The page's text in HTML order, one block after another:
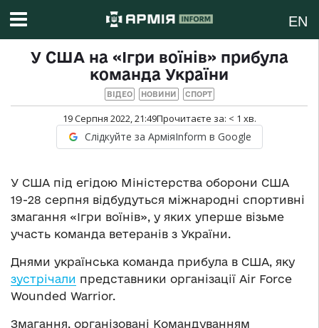
EN
У США на «Ігри воїнів» прибула
команда України
ВІДЕО НОВИНИ СПОРТ
19 Серпня 2022, 21:49Прочитаєте за: < 1 хв.
Слідкуйте за АрміяInform в Google
У США під егідою Міністерства оборони США
19-28 серпня відбудуться міжнародні спортивні
змагання «Ігри воїнів», у яких уперше візьме
участь команда ветеранів з України.
Днями українська команда прибула в США, яку
зустрічали представники організації Air Force
Wounded Warrior.
Змагання, організовані Командуванням